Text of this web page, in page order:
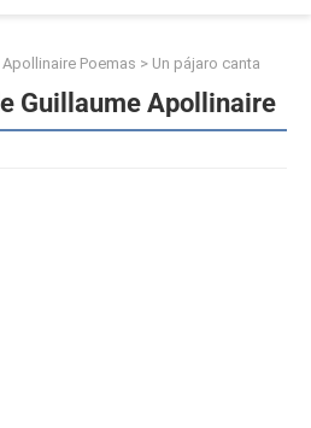
Poemas > Un pájaro canta
Guillaume Apollinaire